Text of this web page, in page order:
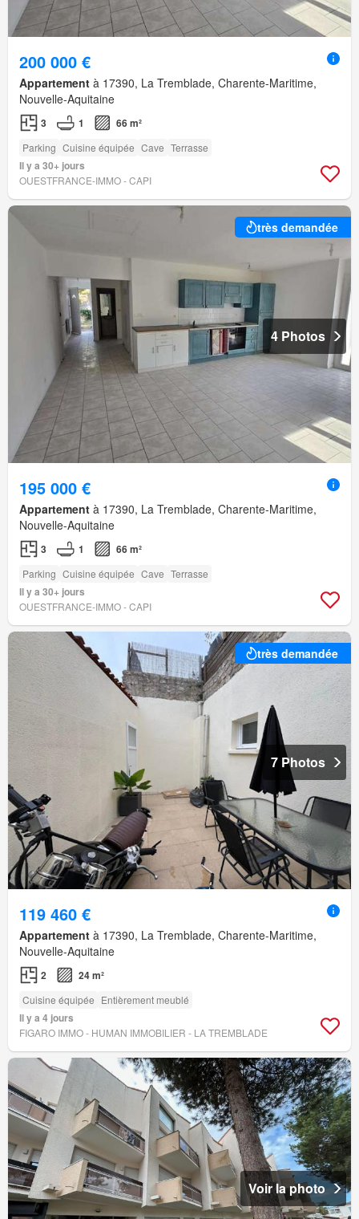
200 000 €
Appartement à 17390, La Tremblade, Charente-Maritime,
Nouvelle-Aquitaine
3 1 66 m²
Parking Cuisine équipée Cave Terrasse
Il y a 30+ jours
OUESTFRANCE-IMMO - CAPI
très demandée
4 Photos
195 000 €
Appartement à 17390, La Tremblade, Charente-Maritime,
Nouvelle-Aquitaine
3 1 66 m²
Parking Cuisine équipée Cave Terrasse
Il y a 30+ jours
OUESTFRANCE-IMMO - CAPI
très demandée
7 Photos
119 460 €
Appartement à 17390, La Tremblade, Charente-Maritime,
Nouvelle-Aquitaine
2 24 m²
Cuisine équipée Entièrement meublé
Il y a 4 jours
FIGARO IMMO - HUMAN IMMOBILIER - LA TREMBLADE
Voir la photo